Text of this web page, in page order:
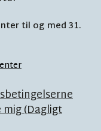
til og med 31.
(Dagligt